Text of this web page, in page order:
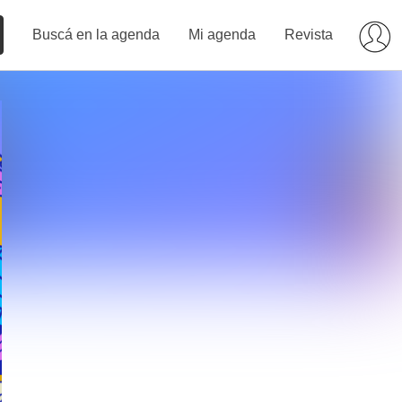
Buscá en la agenda Mi agenda Revista